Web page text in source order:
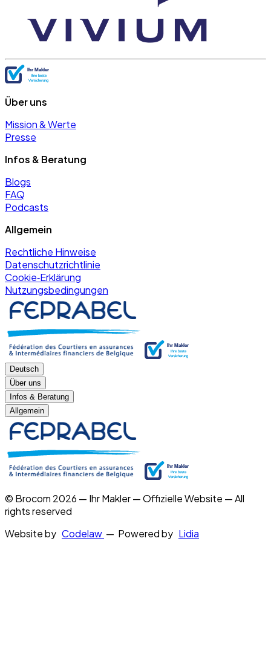
Über uns
Mission & Werte
Presse
Infos & Beratung
Blogs
FAQ
Podcasts
Allgemein
Rechtliche Hinweise
Datenschutzrichtlinie
Cookie‑Erklärung
Nutzungsbedingungen
Deutsch
Über uns
Infos & Beratung
Allgemein
© Brocom 2026 — Ihr Makler — Offizielle Website — All
rights reserved
Website by Codelaw — Powered by Lidia